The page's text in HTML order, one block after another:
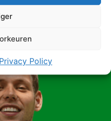
Privacy Policy